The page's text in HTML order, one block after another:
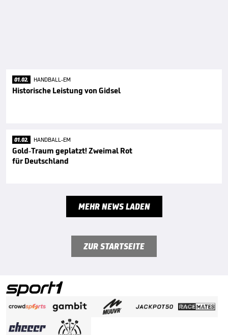
01.02. HANDBALL-EM
Historische Leistung von Gidsel
01.02. HANDBALL-EM
Gold-Traum geplatzt! Zweimal Rot
für Deutschland
MEHR NEWS LADEN
ZUR STARTSEITE